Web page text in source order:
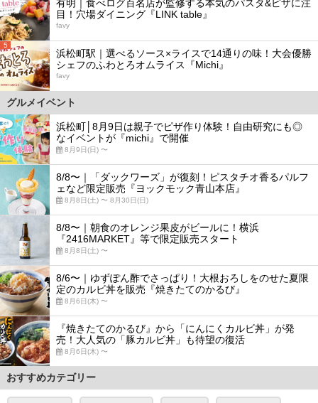
有明｜食べログ百名店が監修する本気のパスタ&ピザに注
目！穴場ダイニング『LINK table』
favy
5
浜松町駅｜選べるソース×ライスで14通りの味！大会優勝
シェフのふわとろオムライス『Michi』
favy
グルメイベント
浜松町│8月9日は親子でピザ作り体験！自由研究にも◎
なイベントが『michi』で開催
8月9日(日) 〜
8/8〜｜「ダックワーズ」が復刻！ピスタチオ香るパルフ
ェなど限定販売『ヨックモック青山本店』
8月8日(土) 〜 8月30日(日)
8/8〜｜朝食のオレンジ果皮がビールに！横浜
『2416MARKET』等で限定販売スタート
8月8日(土) 〜
8/6〜｜ゆずぽん酢でさっぱり！大根おろしをのせた夏限
定のカルビ丼を販売『焼きたてのかるび』
8月6日(木) 〜
『焼きたてのかるび』から「にんにくカルビ丼」が発
売！大人気の「豚カルビ丼」も待望の復活
8月6日(木) 〜
おすすめカテゴリー